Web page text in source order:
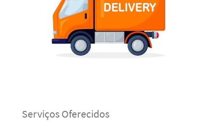
Serviços Oferecidos